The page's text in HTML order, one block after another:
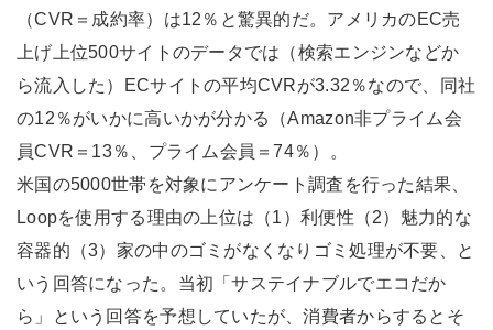
（CVR＝成約率）は12％と驚異的だ。アメリカのEC売
上げ上位500サイトのデータでは（検索エンジンなどか
ら流入した）ECサイトの平均CVRが3.32％なので、同社
の12％がいかに高いかが分かる（Amazon非プライム会
員CVR＝13％、プライム会員＝74％）。
米国の5000世帯を対象にアンケート調査を行った結果、
Loopを使用する理由の上位は（1）利便性（2）魅力的な
容器的（3）家の中のゴミがなくなりゴミ処理が不要、と
いう回答になった。当初「サステイナブルでエコだか
ら」という回答を予想していたが、消費者からするとそ